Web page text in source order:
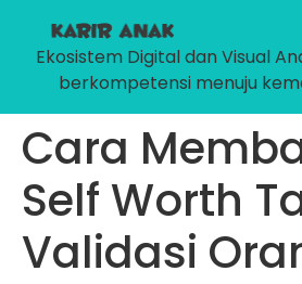
Ekosistem Digital dan Visual
berkompetensi menuju
Cara
Self Worth
Validasi